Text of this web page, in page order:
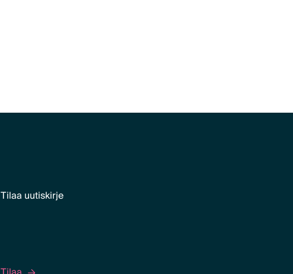
Tilaa uutiskirje